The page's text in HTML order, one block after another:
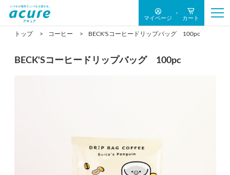
マイページ カート
トップ コーヒー BECK'Sコーヒードリップバッグ 100pc
BECK'Sコーヒードリップバッグ 100pc